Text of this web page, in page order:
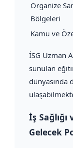
Organize
Bölgeleri
Kamu ve
İSG Uzman
sunulan
dünyasında
İş
Gelecek